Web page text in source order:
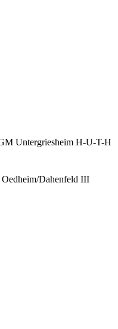
Untergriesheim H-U-T-H
Dahenfeld III